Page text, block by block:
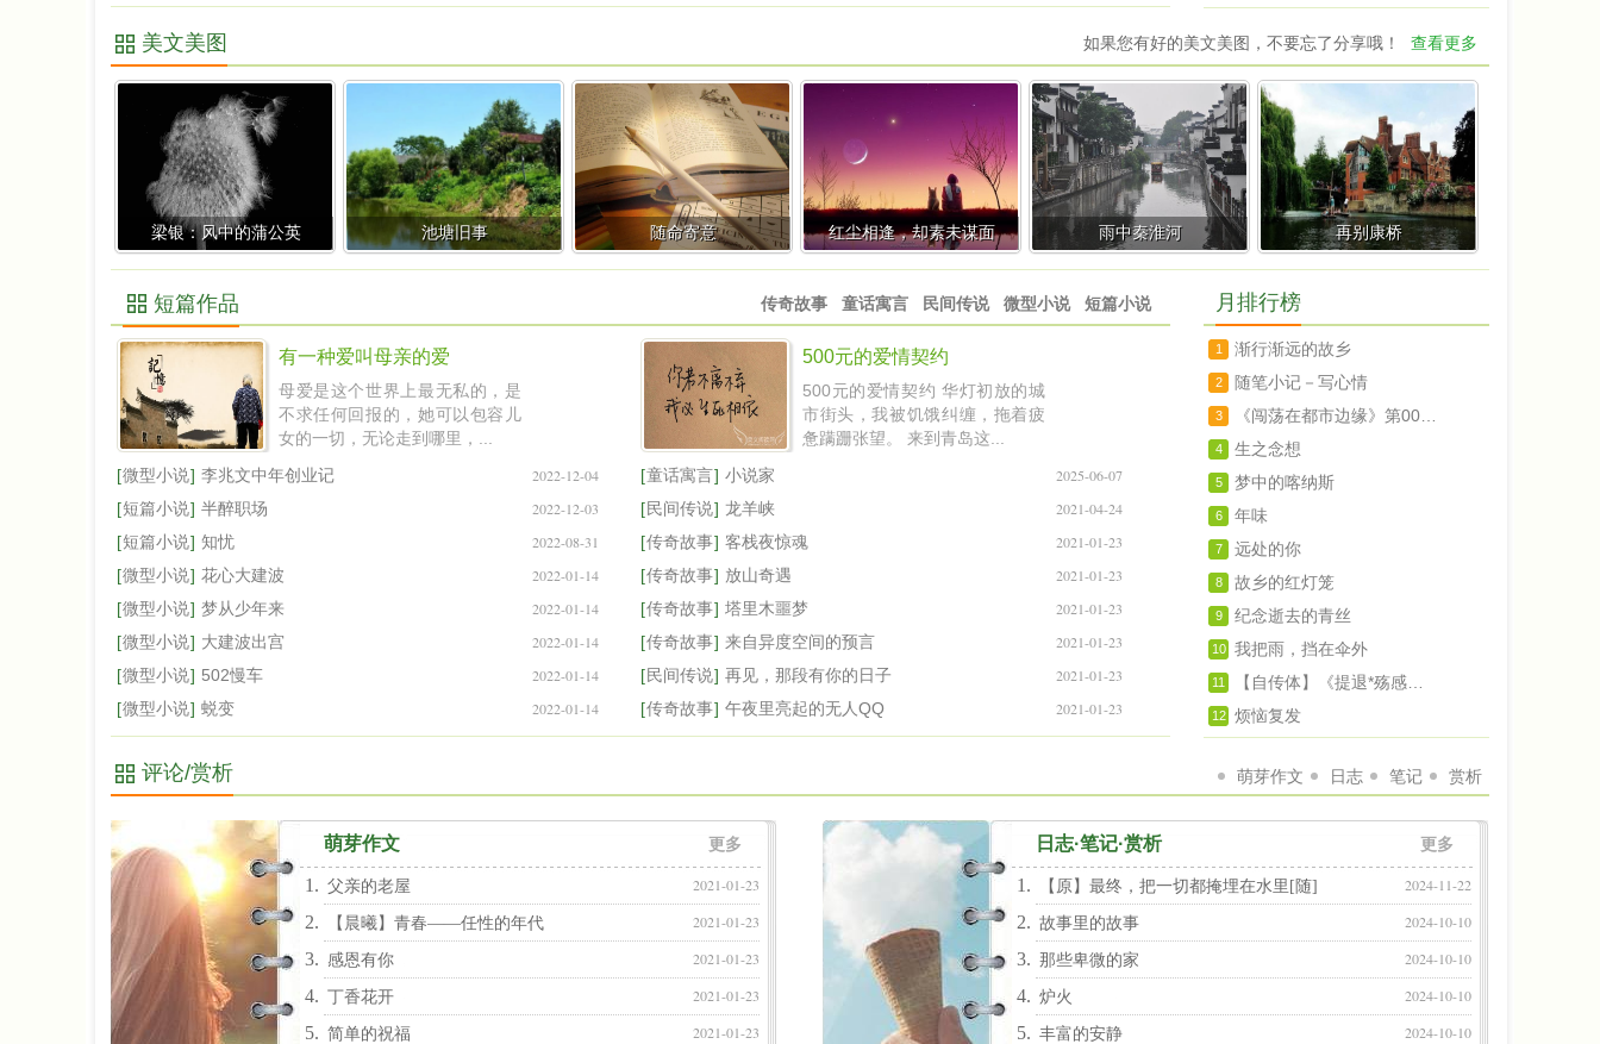
（诗
美文美图 如果您有好的美文美图，不要忘了分享哦！ 查看更多
梁银：风中的蒲公英 池塘旧事 随命寄意 红尘相逢，却素未谋面 雨中秦淮河 再别康桥
短篇小说
微型小说
民间传说
童话寓言
传奇故事
短篇作品
有一种爱叫母亲的爱
母爱是这个世界上最无私的，是
不求任何回报的，她可以包容儿
女的一切，无论走到哪里，...
2022-12-04
[微型小说] 李兆文中年创业记
2022-12-03
[短篇小说] 半醉职场
2022-08-31
[短篇小说] 知忧
2022-01-14
[微型小说] 花心大建波
2022-01-14
[微型小说] 梦从少年来
2022-01-14
[微型小说] 大建波出宫
2022-01-14
[微型小说] 502慢车
2022-01-14
[微型小说] 蜕变
500元的爱情契约
500元的爱情契约 华灯初放的城
市街头，我被饥饿纠缠，拖着疲
惫蹒跚张望。 来到青岛这...
2025-06-07
[童话寓言] 小说家
2021-04-24
[民间传说] 龙羊峡
2021-01-23
[传奇故事] 客栈夜惊魂
2021-01-23
[传奇故事] 放山奇遇
2021-01-23
[传奇故事] 塔里木噩梦
2021-01-23
[传奇故事] 来自异度空间的预言
2021-01-23
[民间传说] 再见，那段有你的日子
2021-01-23
[传奇故事] 午夜里亮起的无人QQ
月排行榜
1 渐行渐远的故乡
2 随笔小记－写心情
3
4 生之念想
5 梦中的喀纳斯
6 年味
7 远处的你
8 故乡的红灯笼
9 纪念逝去的青丝
10 我把雨，挡在伞外
11
12 烦恼复发
赏析
笔记
日志
萌芽作文
评论/赏析
更多
萌芽作文
父亲的老屋 2021-01-23
【晨曦】青春——任性的年代 2021-01-23
感恩有你 2021-01-23
丁香花开 2021-01-23
简单的祝福 2021-01-23
更多
日志·笔记·赏析
【原】最终，把一切都掩埋在水里[随] 2024-11-22
故事里的故事 2024-10-10
那些卑微的家 2024-10-10
炉火 2024-10-10
丰富的安静 2024-10-10